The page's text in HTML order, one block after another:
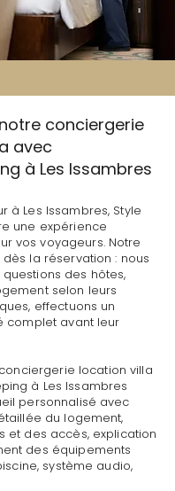
conciergerie
avec
à Les Issambres
à Les Issambres, Style
une expérience
vos voyageurs. Notre
la réservation : nous
des hôtes,
selon leurs
effectuons un
complet avant leur
location villa
à Les Issambres
personnalisé avec
du logement,
et des accès, explication
des équipements
système audio,